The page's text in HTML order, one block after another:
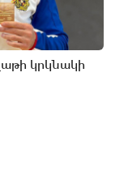
կրկնակի